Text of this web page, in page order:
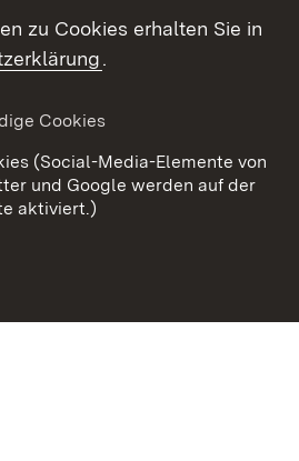
Benutzungshinweise
Cookies
zu Cookies erhalten Sie in
.
Cookies
(Social-Media-Elemente von
und Google werden auf der
aktiviert.)